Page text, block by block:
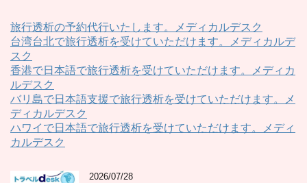
旅行透析の予約代行いたします。メディカルデスク
台湾台北で旅行透析を受けていただけます。メディカルデ
スク
香港で日本語で旅行透析を受けていただけます。メディカ
ルデスク
バリ島で日本語支援で旅行透析を受けていただけます。メ
ディカルデスク
ハワイで日本語で旅行透析を受けていただけます。メディ
カルデスク
2026/07/28